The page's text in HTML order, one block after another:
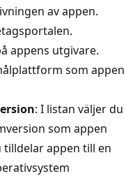
av appen.
appens utgivare.
som appen
: I listan väljer du
som appen
tilldelar appen till en